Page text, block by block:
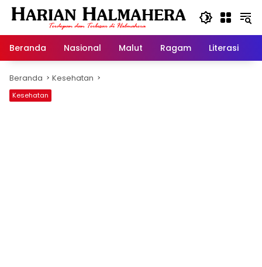
Langsung
Beranda
Nasional Malut Ragam Literasi
Beranda Kesehatan
Kesehatan